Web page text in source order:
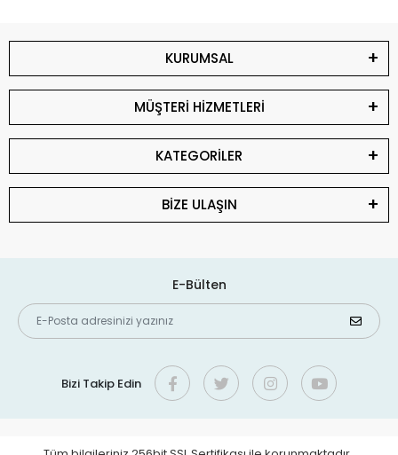
KURUMSAL
MÜŞTERİ HİZMETLERİ
KATEGORİLER
BİZE ULAŞIN
E-Bülten
Bizi Takip Edin